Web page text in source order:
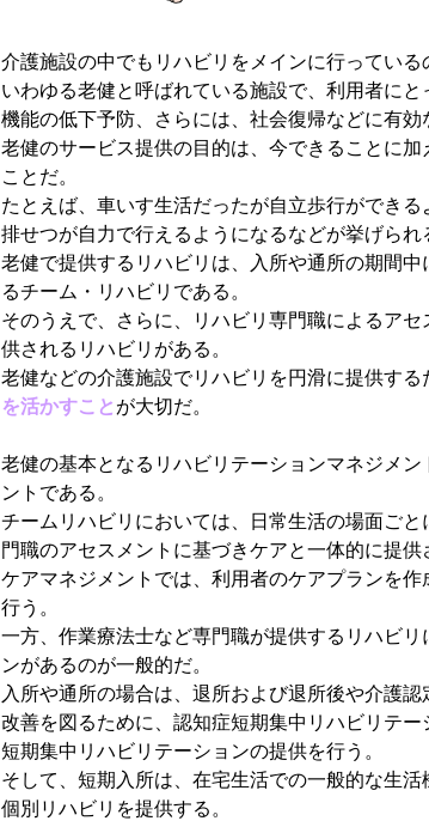
介護施設の中でもリハビリをメインに行っている
いわゆる老健と呼ばれている施設で、利用者に
機能の低下予防、さらには、社会復帰などに有効
老健のサービス提供の目的は、今できることに
ことだ。
たとえば、車いす生活だったが自立歩行ができ
排せつが自力で行えるようになるなどが挙げられ
老健で提供するリハビリは、入所や通所の期間
るチーム・リハビリである。
そのうえで、さらに、リハビリ専門職によるア
供されるリハビリがある。
老健などの介護施設でリハビリを円滑に提供する
を活かすことが大切だ。
老健の基本となるリハビリテーションマネジメ
ントである。
チームリハビリにおいては、日常生活の場面ご
門職のアセスメントに基づきケアと一体的に提供
ケアマネジメントでは、利用者のケアプランを
行う。
一方、作業療法士など専門職が提供するリハビ
ンがあるのが一般的だ。
入所や通所の場合は、退所および退所後や介護
改善を図るために、認知症短期集中リハビリテ
短期集中リハビリテーションの提供を行う。
そして、短期入所は、在宅生活での一般的な生活
個別リハビリを提供する。